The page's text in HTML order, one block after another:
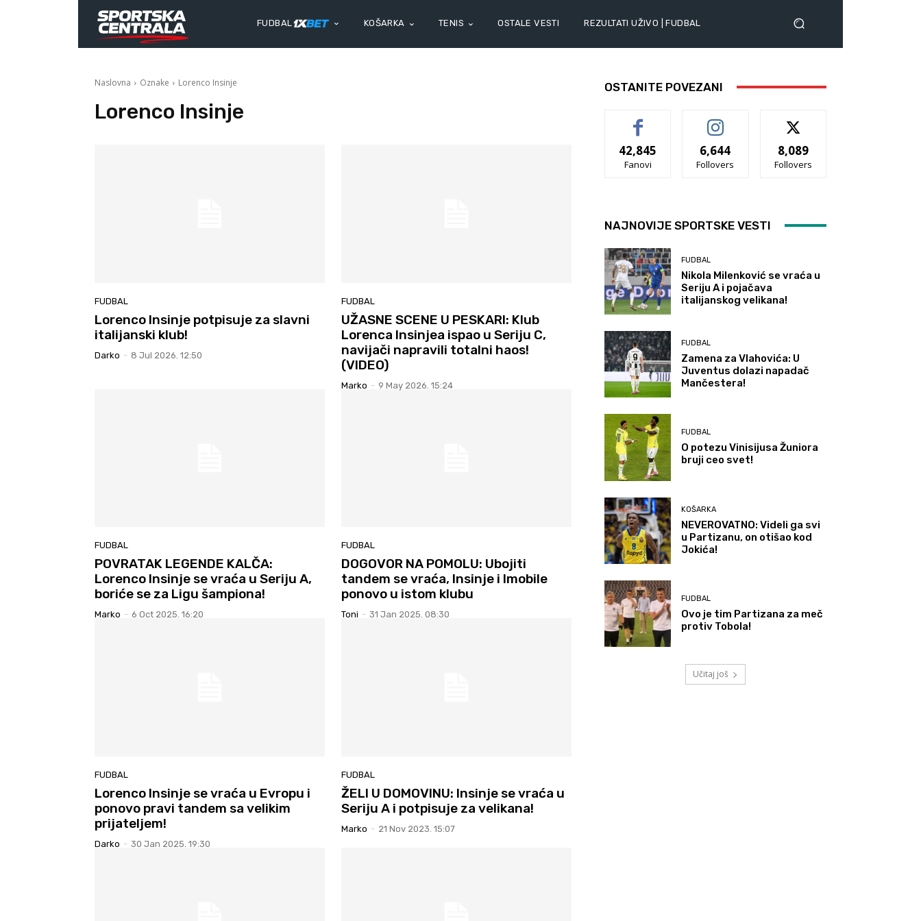
FUDBAL KOŠARKA TENIS OSTALE VESTI REZULTATI UŽIVO | FUDBAL
Naslovna Oznake Lorenco Insinje
Lorenco Insinje
FUDBAL
Lorenco Insinje potpisuje za slavni
italijanski klub!
Darko - 8 Jul 2026. 12:50
FUDBAL
UŽASNE SCENE U PESKARI: Klub
Lorenca Insinjea ispao u Seriju C,
navijači napravili totalni haos!
(VIDEO)
Marko - 9 May 2026. 15:24
FUDBAL
POVRATAK LEGENDE KALČA:
Lorenco Insinje se vraća u Seriju A,
boriće se za Ligu šampiona!
Marko - 6 Oct 2025. 16:20
FUDBAL
DOGOVOR NA POMOLU: Ubojiti
tandem se vraća, Insinje i Imobile
ponovo u istom klubu
Toni - 31 Jan 2025. 08:30
FUDBAL
Lorenco Insinje se vraća u Evropu i
ponovo pravi tandem sa velikim
prijateljem!
Darko - 30 Jan 2025. 19:30
FUDBAL
ŽELI U DOMOVINU: Insinje se vraća u
Seriju A i potpisuje za velikana!
Marko - 21 Nov 2023. 15:07
OSTANITE POVEZANI
42,845
Fanovi
6,644
Follovers
8,089
Follovers
NAJNOVIJE SPORTSKE VESTI
FUDBAL
Nikola Milenković se vraća u
Seriju A i pojačava
italijanskog velikana!
FUDBAL
Zamena za Vlahovića: U
Juventus dolazi napadač
Mančestera!
FUDBAL
O potezu Vinisijusa Žuniora
bruji ceo svet!
KOŠARKA
NEVEROVATNO: Videli ga svi
u Partizanu, on otišao kod
Jokića!
FUDBAL
Ovo je tim Partizana za meč
protiv Tobola!
Učitaj još